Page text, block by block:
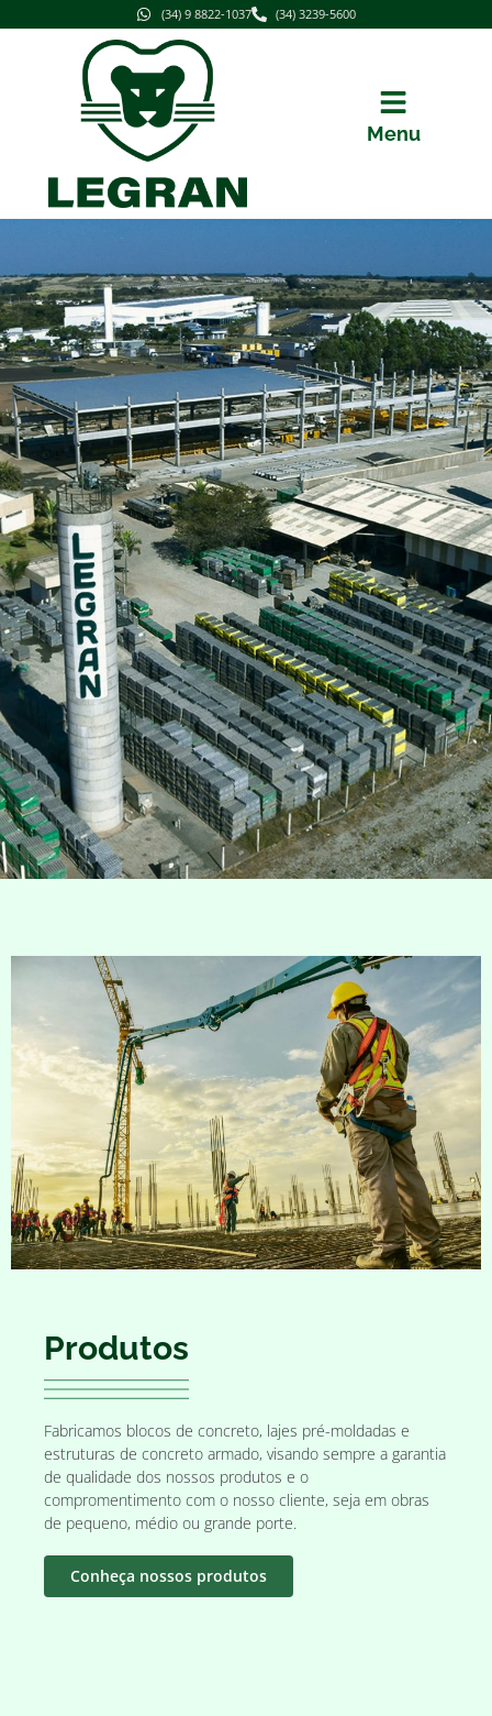
(34) 9 8822-1037 (34) 3239-5600
Menu
Produtos
Fabricamos blocos de concreto, lajes pré-moldadas e
estruturas de concreto armado, visando sempre a garantia
de qualidade dos nossos produtos e o
compromentimento com o nosso cliente, seja em obras
de pequeno, médio ou grande porte.
Conheça nossos produtos